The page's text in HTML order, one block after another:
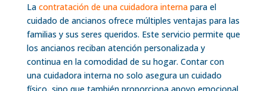
La contratación de una cuidadora internapara el
cuidado de ancianos ofrece múltiples ventajas para las
familias y sus seres queridos. Este servicio permite que
los ancianos reciban atención personalizada y
continua en la comodidad de su hogar. Contar con
una cuidadora interna no solo asegura un cuidado
físico, sino que también proporciona apoyo emocional